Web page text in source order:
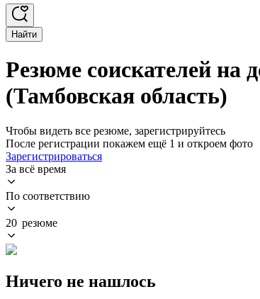
Найти
Резюме соискателей на
(Тамбовская область)
Чтобы видеть все резюме, зарегистрируйтесь
После регистрации покажем ещё 1 и откроем фото
Зарегистрироваться
За всё время
По соответствию
20 резюме
Ничего не нашлось